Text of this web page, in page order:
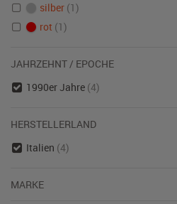
silber (1)
rot (1)
JAHRZEHNT / EPOCHE
1990er Jahre (4)
HERSTELLERLAND
Italien (4)
MARKE